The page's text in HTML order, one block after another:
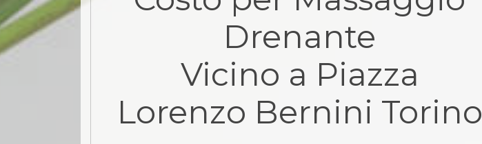
Drenante
Vicino a Piazza
Lorenzo Bernini Torino